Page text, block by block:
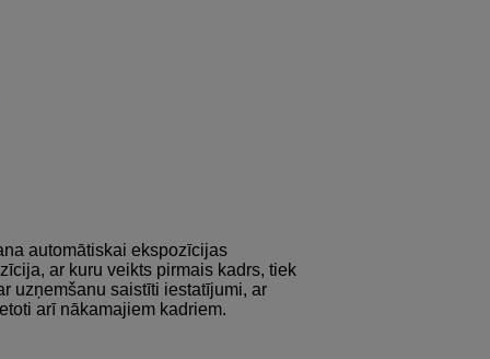
automātiskai ekspozīcijas
ar kuru veikts pirmais kadrs, tiek
uzņemšanu saistīti iestatījumi, ar
arī nākamajiem kadriem.